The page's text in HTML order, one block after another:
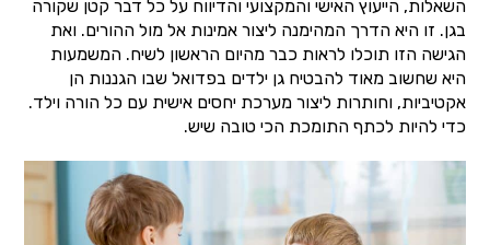
השאלות, הייעוץ האישי והמקצועי והדיווח על כל דבר קטן שקורה
בגן. זו היא הדרך המהימנה ליצור אמינות אל מול ההורים. ואת
הגישה הזו תוכלו לראות כבר מהיום הראשון לשיח. המשמעות
היא שחשוב מאוד להבטיח גן ילדים בפדואל שבו הגננות הן
אקטיביות, וחותרות ליצור מערכת יחסים אישית עם כל הורה וילד.
כדי להיות לכתף התומכת הכי טובה שיש.